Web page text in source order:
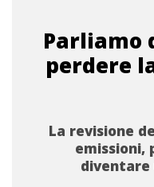
Parliamo
perdere
La revisione
emissioni,
diventare